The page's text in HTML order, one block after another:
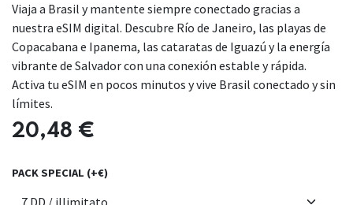
Viaja a Brasil y mantente siempre conectado gracias a
nuestra eSIM digital. Descubre Río de Janeiro, las playas de
Copacabana e Ipanema, las cataratas de Iguazú y la energía
vibrante de Salvador con una conexión estable y rápida.
Activa tu eSIM en pocos minutos y vive Brasil conectado y sin
límites.
20,48 €
PACK SPECIAL (+€)